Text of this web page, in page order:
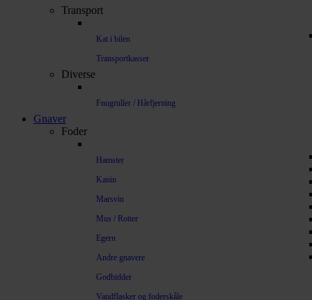
Transport
Kat i bilen
Transportkasser
Diverse
Fnugruller / Hårfjerning
Gnaver
Foder
Hamster
Kanin
Marsvin
Mus / Rotter
Egern
Andre gnavere
Godbidder
Vandflasker og foderskåle